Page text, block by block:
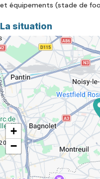
et équipements (stade de
La situation
+
−